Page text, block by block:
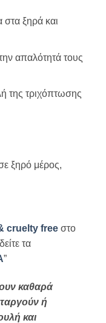
στα ξηρά και
απαλότητάτους
της τριχόπτωσης
ξηρό μέρος,
cruelty free στο
τα
”
καθαρά
ή
και